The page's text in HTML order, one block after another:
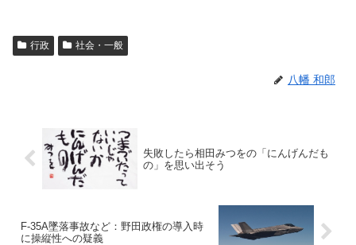
行政 社会・一般
八幡 和郎
失敗したら相田みつをの「にんげんだも
の」を思い出そう
F-35A墜落事故など：野田政権の導入時
に操縦性への疑義